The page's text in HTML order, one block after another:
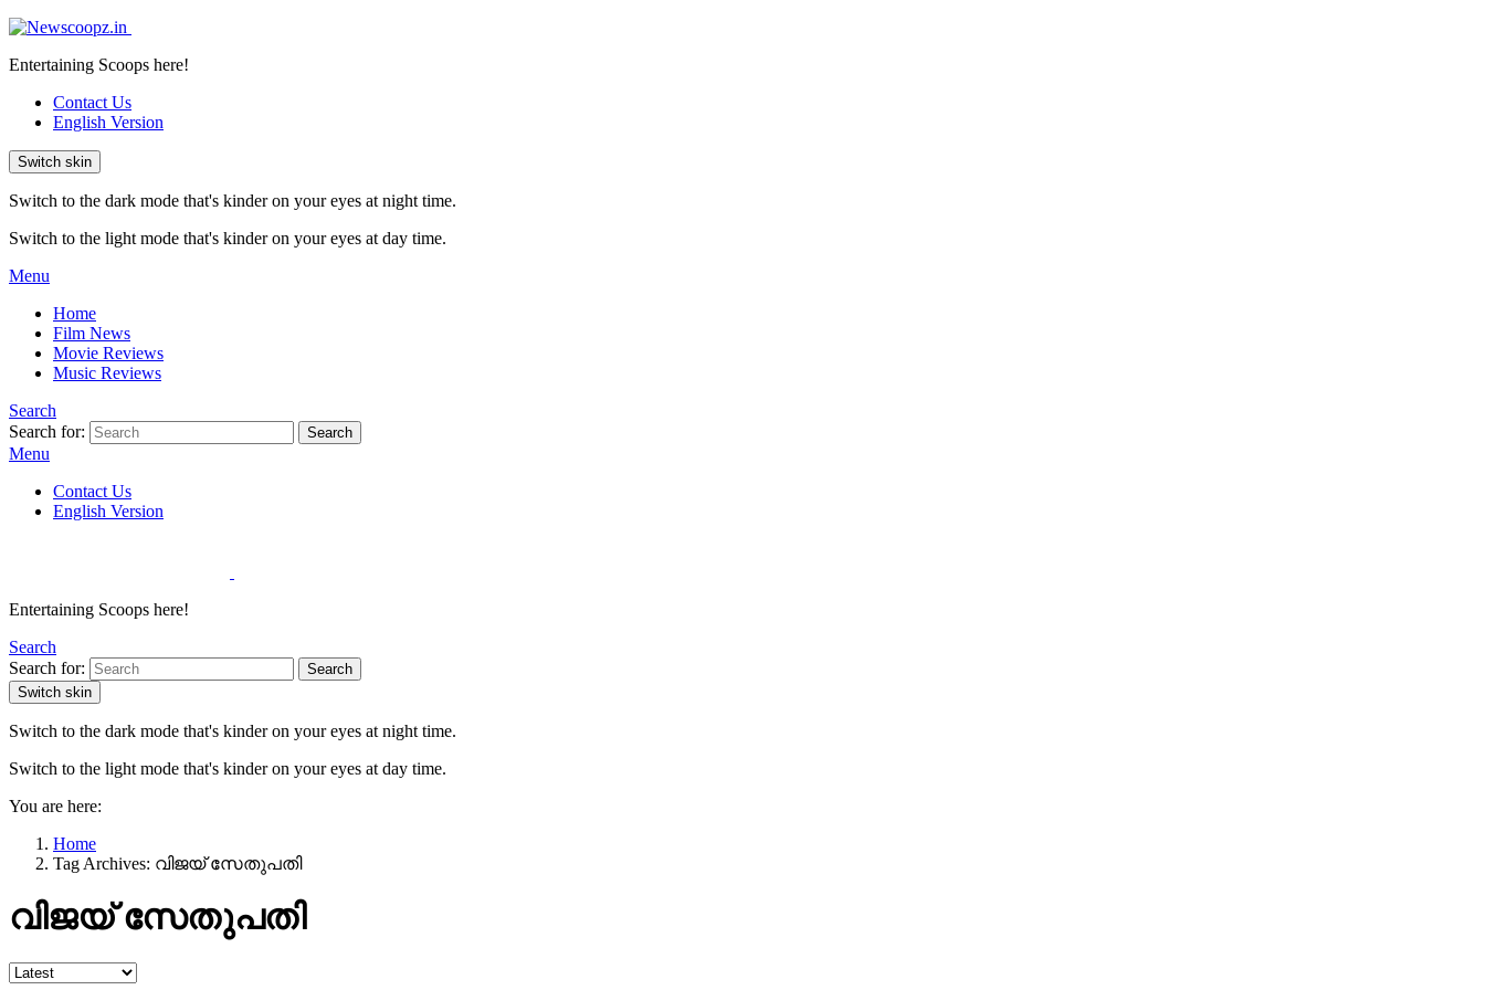
Entertaining Scoops here!
Contact Us
English Version
Switch skin
Switch to the dark mode that's kinder on your eyes at night time.
Switch to the light mode that's kinder on your eyes at day time.
Menu
Home
Film News
Movie Reviews
Music Reviews
Search
Search for:
Search
Menu
Contact Us
English Version
Entertaining Scoops here!
Search
Search for:
Search
Switch skin
Switch to the dark mode that's kinder on your eyes at night time.
Switch to the light mode that's kinder on your eyes at day time.
You are here:
Home
Tag Archives: വിജയ് സേതുപതി
വിജയ് സേതുപതി